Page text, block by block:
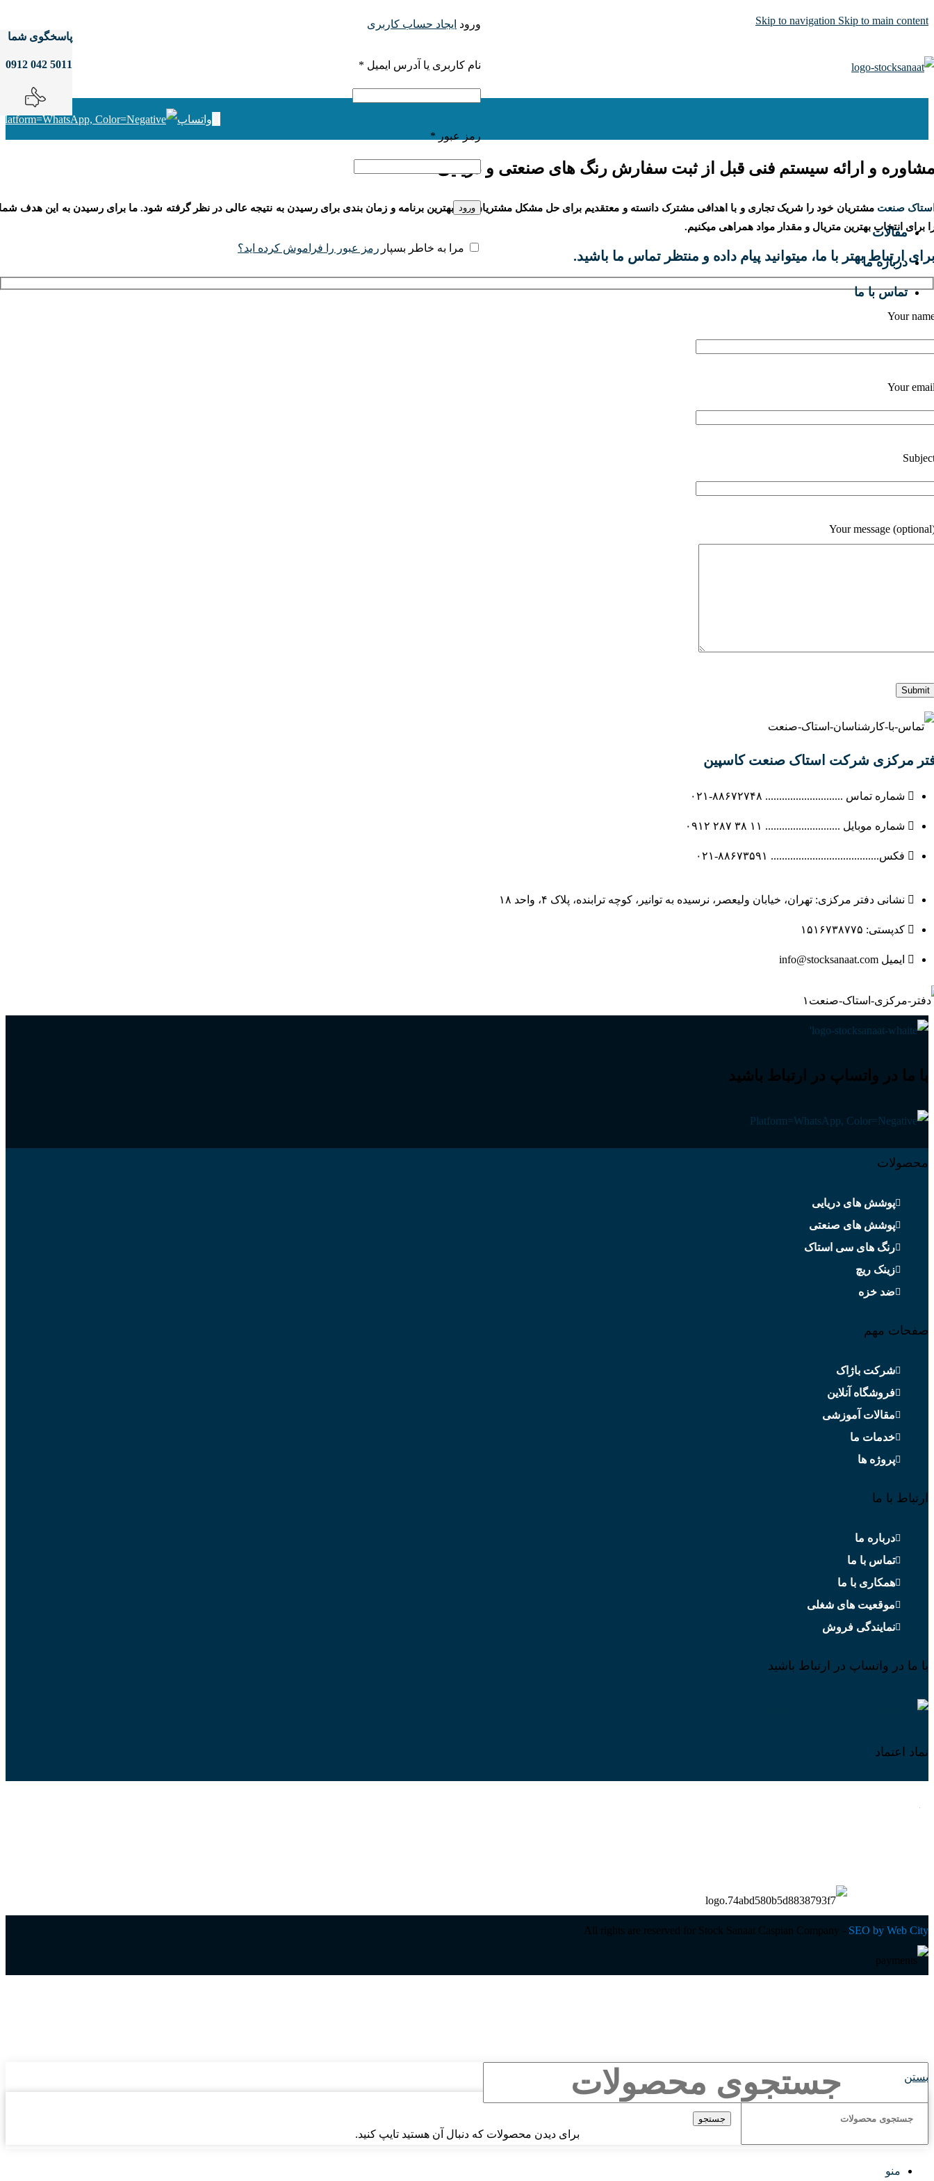
Skip to navigation Skip to main content
پاسخگوی شما
5011 042 0912 پوشش های دریایی و ضدخزه
پوشش های تخصصی
مقالات
درباره ما
تماس با ما
ورود ایجاد حساب کاربری
نام کاربری یا آدرس ایمیل *
رمز عبور *
ورود
رمز عبور را فراموش کرده اید؟ مرا به خاطر بسپار
واتساپ
و ارائه سیستم فنی قبل از ثبت سفارش رنگ های صنعتی و دریایی
صنعت مشتریان خود را شریک تجاری و با اهدافی مشترک دانسته و معتقدیم برای حل مشکل مشتریان باید بهترین برنامه و زمان بندی برای رسیدن به نتیجه عالی در نظر گرفته شود. ما برای رسیدن به این هدف
برای انتخاب بهترین متریال و مقدار مواد همراهی میکنیم.
ارتباط بهتر با ما، میتوانید پیام داده و منتظر تماس ما باشید.
Your
Your
Your message
مرکزی شرکت استاک صنعت کاسپین
شماره تماس ............................ ۸۸۶۷۲۷۴۸-۰۲۱
شماره موبایل ........................... ۱۱ ۳۸ ۲۸۷ ۰۹۱۲
فکس....................................... ۸۸۶۷۳۵۹۱-۰۲۱
نشانی دفتر مرکزی: تهران، خیابان ولیعصر، نرسیده به توانیر، کوچه ترابنده، پلاک ۴، واحد ۱۸
کدپستی: ۱۵۱۶۷۳۸۷۷۵
ایمیل info@stocksanaat.com
با ما در واتساپ در ارتباط باشید
محصولات
پوشش های دریایی
پوشش های صنعتی
رنگ های سی استاک
زینک ریچ
ضد خزه
صفحات مهم
شرکت باژاک
فروشگاه آنلاین
مقالات آموزشی
خدمات ما
پروژه ها
ارتباط با ما
درباره ما
تماس با ما
همکاری با ما
موقعیت های شغلی
نمایندگی فروش
با ما در واتساپ در ارتباط باشید
نماد اعتماد
All rights are reserved for Stock Sanaat Caspian Company - SEO by Web City
برای دیدن محصولات که دنبال آن هستید تایپ کنید.
بستن
جستجو
منو